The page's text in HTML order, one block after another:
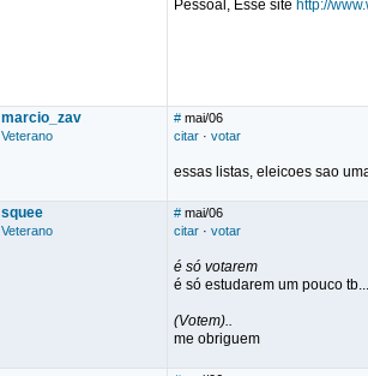
Pessoal, Esse site http://
marcio_zav
Veterano
# mai/06
citar · votar
essas listas, eleicoes sao
squee
Veterano
# mai/06
citar · votar
é só votarem
é só estudarem um pouco tb...
(Votem)..
me obriguem